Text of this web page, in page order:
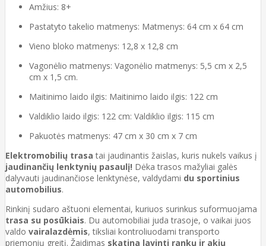
Amžius: 8+
Pastatyto takelio matmenys: Matmenys: 64 cm x 64 cm
Vieno bloko matmenys: 12,8 x 12,8 cm
Vagonėlio matmenys: Vagonėlio matmenys: 5,5 cm x 2,5
cm x 1,5 cm.
Maitinimo laido ilgis: Maitinimo laido ilgis: 122 cm
Valdiklio laido ilgis: 122 cm: Valdiklio ilgis: 115 cm
Pakuotės matmenys: 47 cm x 30 cm x 7 cm
Elektromobilių trasa tai jaudinantis žaislas, kuris nukels vaikus į
jaudinančių lenktynių pasaulį! Dėka trasos mažyliai galės
dalyvauti jaudinančiose lenktynėse, valdydami du sportinius
automobilius.
Rinkinį sudaro aštuoni elementai, kuriuos surinkus suformuojama
trasa su posūkiais. Du automobiliai juda trasoje, o vaikai juos
valdo vairalazdėmis, tiksliai kontroliuodami transporto
priemonių greitį. Žaidimas skatina lavinti rankų ir akių